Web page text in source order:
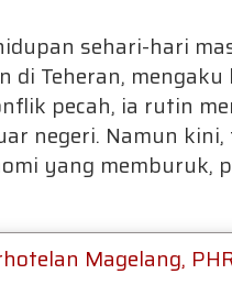
sehari-hari
di Teheran,
pecah, ia rutin
negeri. Namun
yang memburuk,
Magelang,